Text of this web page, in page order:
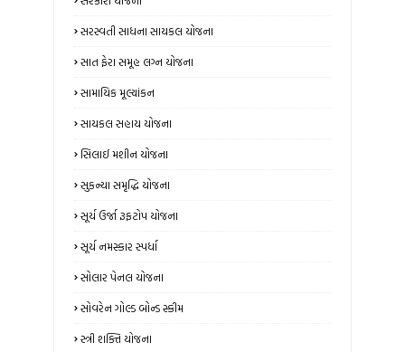
સરસ્વતી સાધના સાયકલ યોજના
સાત ફેરા સમૂહ લગ્ન યોજના
સામાયિક મૂલ્યાંકન
સાયકલ સહાય યોજના
સિલાઈ મશીન યોજના
સુકન્યા સમૃદ્ધિ યોજના
સૂર્ય ઉર્જા રૂફટોપ યોજના
સૂર્ય નમસ્કાર સ્પર્ધા
સોલાર પેનલ યોજના
સોવરેન ગોલ્ડ બોન્ડ સ્કીમ
સ્ત્રી શક્તિ યોજના